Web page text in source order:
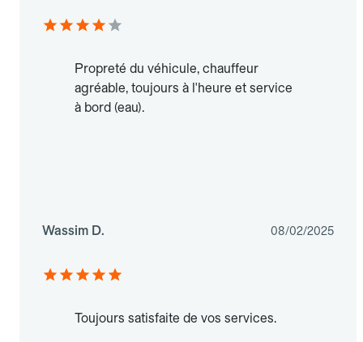
Propreté du véhicule, chauffeur
agréable, toujours à l'heure et service
à bord (eau).
Wassim D. 08/02/2025
Toujours satisfaite de vos services.